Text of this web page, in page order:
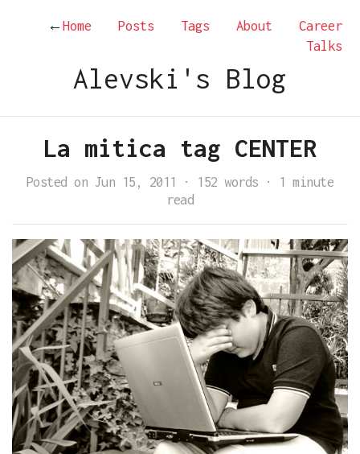
←Home Posts Tags About
Career
Talks
Alevski's Blog
La mitica tag CENTER
Posted on Jun 15, 2011 · 152 words · 1 minute
read